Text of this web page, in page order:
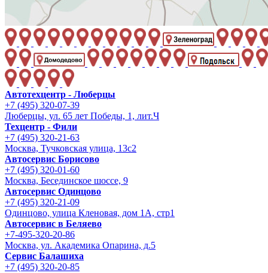
Автотехцентр - Люберцы
+7 (495) 320-07-39
Люберцы, ул. 65 лет Победы, 1, лит.Ч
Техцентр - Фили
+7 (495) 320-21-63
Москва, Тучковская улица, 13с2
Автосервис Борисово
+7 (495) 320-01-60
Москва, Бесединское шоссе, 9
Автосервис Одинцово
+7 (495) 320-21-09
Одинцово, улица Кленовая, дом 1А, стр1
Автосервис в Беляево
+7-495-320-20-86
Москва, ул. Академика Опарина, д.5
Сервис Балашиха
+7 (495) 320-20-85